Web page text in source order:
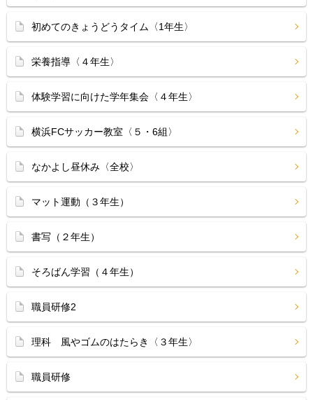
初めてのきょうどうタイム〈1年生〉
栄養指導〈４年生〉
体験学習に向けた学年集会〈４年生〉
横浜FCサッカー教室〈５・6組〉
なかよし昼休み〈全校〉
マット運動（３年生）
書写（２年生）
そろばん学習（４年生）
職員研修2
理科 風やゴムのはたらき〈３年生〉
職員研修